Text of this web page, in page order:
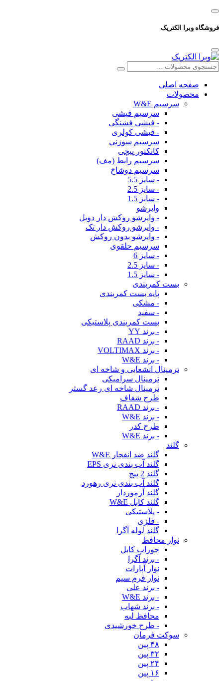
فروشگاه وبرا الکتریک
صفحه اصلی
محصولات
سرسیم W&E
سرسیم فیشی
- فیشی فشنگی
- فیشی کولری
سرسیم سوزنی
کانکتور پیچی
سرسیم رابط (مف)
سرسیم دوشاخ
- سایز 5.5
- سایز 2.5
- سایز 1.5
وایرشو
- وایرشو روکش دار دوبل
- وایرشو روکش دار تک
- وایرشو بدون روکش
سرسیم حلقوی
- سایز 6
- سایز 2.5
- سایز 1.5
بست کمربندی
پایه بست کمربندی
- مشکی
- سفید
بست کمربندی پلاستیکی
- برند YY
- برند RAAD
- برند VOLTIMAX
- برند W&E
ترمینال انشعابی و شاخه ای
ترمینال سرامیکی
ترمینال شاخه ای رعد گستر
طرح شفاف
- برند RAAD
- برند W&E
طرح کدر
- برند W&E
گلند
گلند ضد انفجار W&E
گلند آب بندی نری EPS
گلند 2 پیچ
گلند آب بندی نری رهورد
گلند آرموردار
گلند کابل W&E
- پلاستیکی
- فلزی
گلند لوله آگرا
نوار محافظ
جوراب کابل
- برند آگرا
نوار آپارات
نوار فرم سیم
- برند علی
- برند W&E
- برند شهاب
محافظ لبه
- طرح خورشیدی
سوکت فرمان
۴۸ پین
۳۲ پین
۲۴ پین
۱۶ پین